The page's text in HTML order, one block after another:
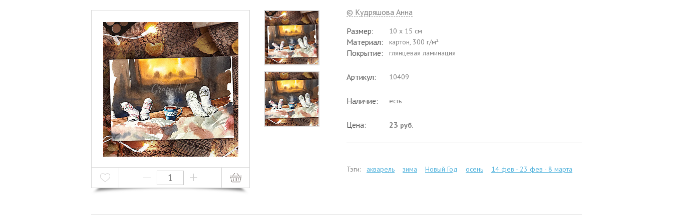
© Кудряшова Анна
Размер:
10 x 15 см
Материал: картон, 300 г/м²
Покрытие: глянцевая ламинация
Артикул: 10409
Наличие: есть
Цена: 23 руб.
Тэги: акварель зима Новый Год осень 14 фев - 23 фев - 8 марта